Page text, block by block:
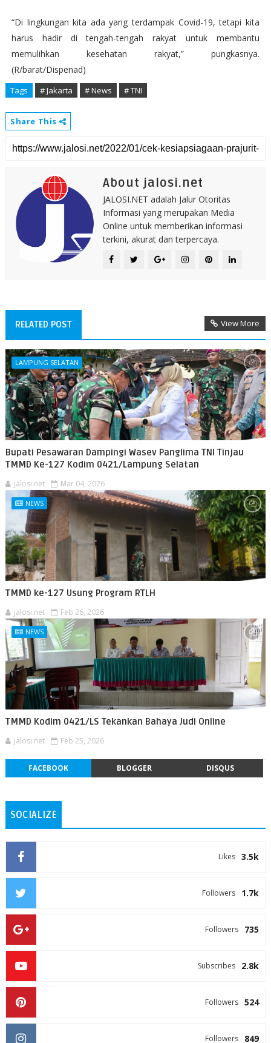
“Di lingkungan kita ada yang terdampak Covid-19, tetapi kita
harus hadir di tengah-tengah rakyat untuk membantu
memulihkan kesehatan rakyat,” pungkasnya.
(R/barat/Dispenad)
Tags # Jakarta # News # TNI
Share This
About jalosi.net
JALOSI.NET adalah Jalur Otoritas
Informasi yang merupakan Media
Online untuk memberikan informasi
terkini, akurat dan terpercaya.
RELATED POST View More
LAMPUNG SELATAN
Bupati Pesawaran Dampingi Wasev Panglima TNI Tinjau
TMMD Ke-127 Kodim 0421/Lampung Selatan
jalosi.net Mar 04, 2026
NEWS
TMMD ke-127 Usung Program RTLH
jalosi.net Feb 26, 2026
NEWS
TMMD Kodim 0421/LS Tekankan Bahaya Judi Online
jalosi.net Feb 25, 2026
FACEBOOK BLOGGER DISQUS
SOCIALIZE
3.5k
Likes
1.7k
Followers
735
Followers
2.8k
Subscribes
524
Followers
849
Followers